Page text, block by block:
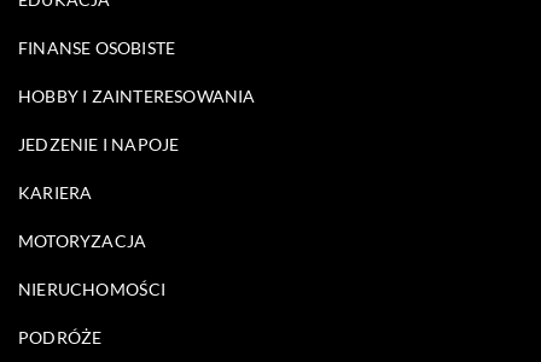
FINANSE OSOBISTE
HOBBY I ZAINTERESOWANIA
JEDZENIE I NAPOJE
KARIERA
MOTORYZACJA
NIERUCHOMOŚCI
PODRÓŻE